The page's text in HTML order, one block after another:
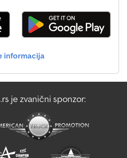
Novca
informacija
je zvanični sponzor: